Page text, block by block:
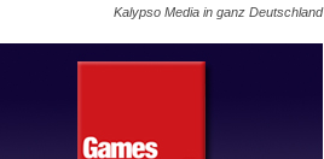
Kalypso Media in ganz Deutschland